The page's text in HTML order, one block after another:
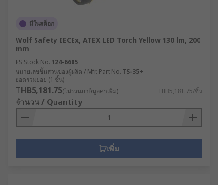
มีในสต็อก
Wolf Safety IECEx, ATEX LED Torch Yellow 130 lm, 200
mm
RS Stock No. 124-6605
หมายเลขชิ้นส่วนของผู้ผลิต / Mfr. Part No. TS-35+
ยอดรวมย่อย (1 ชิ้น)
THB5,181.75(ไม่รวมภาษีมูลค่าเพิ่ม) THB5,181.75/ชิ้น
จำนวน / Quantity
เพิ่ม